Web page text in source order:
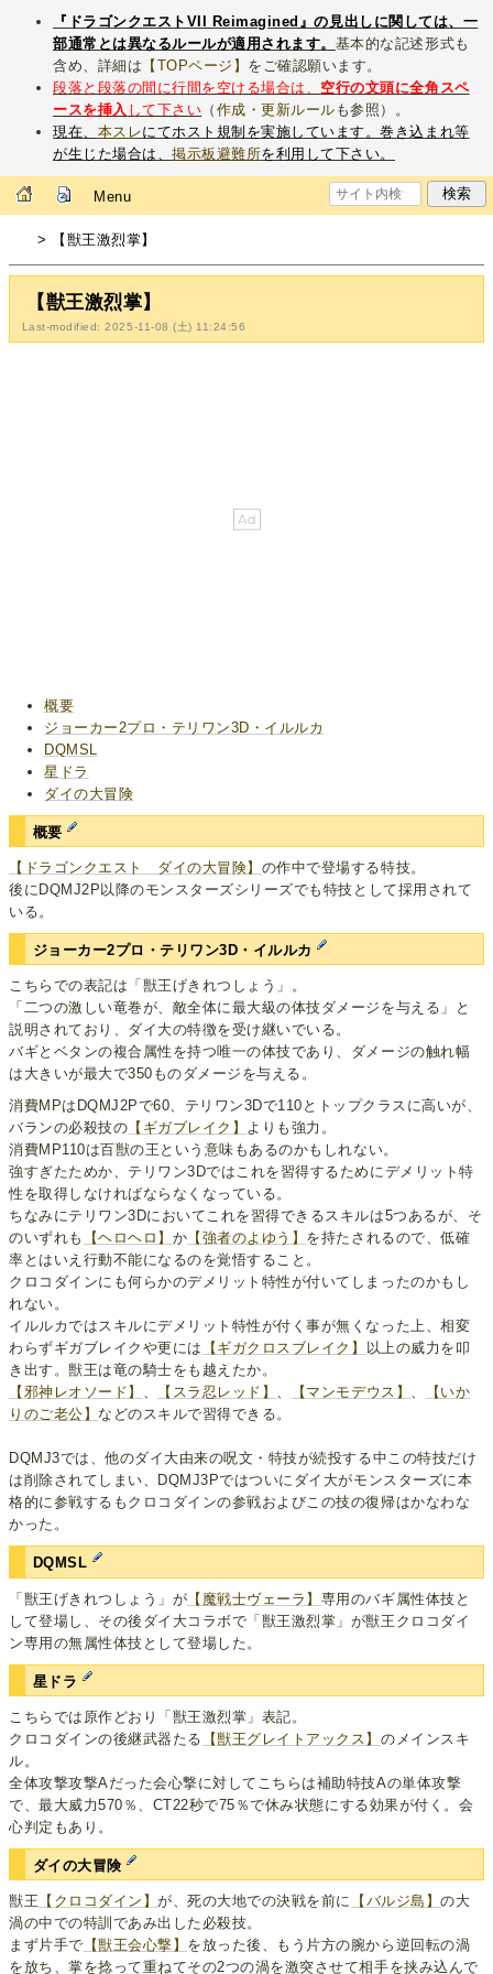
『ドラゴンクエストVII Reimagined』の見出しに関しては、一
部通常とは異なるルールが適用されます。 基本的な記述形式も
含め、詳細は 【TOPページ】 をご確認願います。
段落と段落の間に行間を空ける場合は、 空行の文頭に全角スペ
ースを挿入 して下さい （ 作成・更新ルール も参照）。
現在、 本スレにてホスト規制を実施しています。巻き込まれ等
が生じた場合は、掲示板避難所を利用して下さい。
Menu
> 【獣王激烈掌】
【獣王激烈掌】
Last-modified: 2025-11-08 (土) 11:24:56
概要
ジョーカー2プロ・テリワン3D・イルルカ
DQMSL
星ドラ
ダイの大冒険
概要
【ドラゴンクエスト ダイの大冒険】 の作中で登場する特技。
後にDQMJ2P以降のモンスターズシリーズでも特技として採用されて
いる。
ジョーカー2プロ・テリワン3D・イルルカ
こちらでの表記は「獣王げきれつしょう」。
「二つの激しい竜巻が、敵全体に最大級の体技ダメージを与える」と
説明されており、ダイ大の特徴を受け継いでいる。
バギとベタンの複合属性を持つ唯一の体技であり、ダメージの触れ幅
は大きいが最大で350ものダメージを与える。
消費MPはDQMJ2Pで60、テリワン3Dで110とトップクラスに高いが、
バランの必殺技の 【ギガブレイク】 よりも強力。
消費MP110は百獣の王という意味もあるのかもしれない。
強すぎたためか、テリワン3Dではこれを習得するためにデメリット特
性を取得しなければならなくなっている。
ちなみにテリワン3Dにおいてこれを習得できるスキルは5つあるが、そ
のいずれも
【ヘロヘロ】 か 【強者のよゆう】 を持たされるので、低確
率とはいえ行動不能になるのを覚悟すること。
クロコダインにも何らかのデメリット特性が付いてしまったのかもし
れない。
イルルカではスキルにデメリット特性が付く事が無くなった上、相変
わらずギガブレイクや更には
【ギガクロスブレイク】
以上の威力を叩
き出す。獣王は竜の騎士をも越えたか。
【邪神レオソード】 、 【スラ忍レッド】 、 【マンモデウス】 、
【いか
りのご老公】 などのスキルで習得できる。
DQMJ3では、他のダイ大由来の呪文・特技が続投する中この特技だけ
は削除されてしまい、DQMJ3Pではついにダイ大がモンスターズに本
格的に参戦するもクロコダインの参戦およびこの技の復帰はかなわな
かった。
DQMSL
「獣王げきれつしょう」が 【魔戦士ヴェーラ】 専用のバギ属性体技と
して登場し、その後ダイ大コラボで「獣王激烈掌」が獣王クロコダイ
ン専用の無属性体技として登場した。
星ドラ
こちらでは原作どおり「獣王激烈掌」表記。
クロコダインの後継武器たる
【獣王グレイトアックス】のメインスキ
ル。
全体攻撃攻撃Aだった会心撃に対してこちらは補助特技Aの単体攻撃
で、最大威力570％、CT22秒で75％で休み状態にする効果が付く。会
心判定もあり。
ダイの大冒険
獣王 【クロコダイン】が、死の大地での決戦を前に 【バルジ島】の大
渦の中での特訓であみ出した必殺技。
まず片手で 【獣王会心撃】 を放った後、もう片方の腕から逆回転の渦
を放ち、掌を捻って重ねてその2つの渦を激突させて相手を挟み込んで